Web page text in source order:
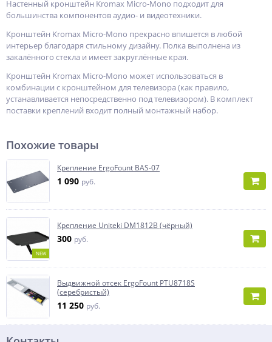
Настенный кронштейн Kromax Micro-Mono подходит для
большинства компонентов аудио- и видеотехники.
Кронштейн Kromax Micro-Mono прекрасно впишется в любой
интерьер благодаря стильному дизайну. Полка выполнена из
закалённого стекла и имеет закруглённые края.
Кронштейн Kromax Micro-Mono может использоваться в
комбинации с кронштейном для телевизора (как правило,
устанавливается непосредственно под телевизором). В комплект
поставки креплений входит полный монтажный набор.
Похожие товары
Крепление ErgoFount BAS-07
1 090 руб.
NEW
Крепление Uniteki DM1812B (чёрный)
300 руб.
Выдвижной отсек ErgoFount PTU8718S
(серебристый)
11 250 руб.